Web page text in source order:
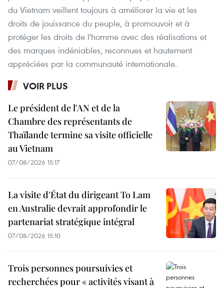
du Vietnam veillent toujours à améliorer la vie et les
droits de jouissance du peuple, à promouvoir et à
protéger les droits de l'homme avec des réalisations et
des marques indéniables, reconnues et hautement
appréciées par la communauté internationale.
VOIR PLUS
Le président de l'AN et de la
Chambre des représentants de
Thaïlande termine sa visite officielle
au Vietnam
07/08/2026 15:17
La visite d'État du dirigeant To Lam
en Australie devrait approfondir le
partenariat stratégique intégral
07/08/2026 15:10
Trois personnes poursuivies et
recherchées pour « activités visant à